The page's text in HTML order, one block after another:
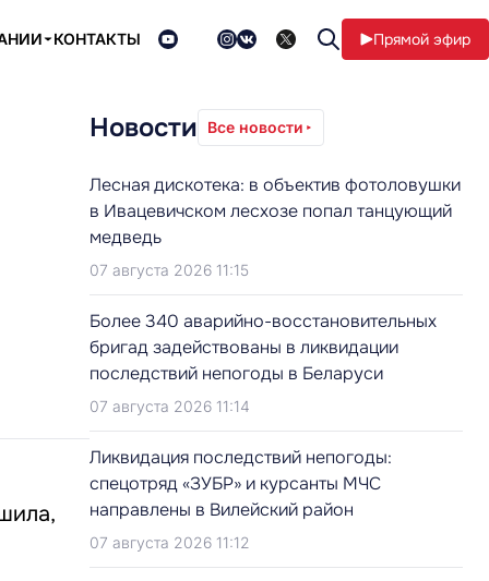
КОНТАКТЫ Прямой эфир
Новости Все новости
Лесная дискотека: в объектив фотоловушки
в Ивацевичском лесхозе попал танцующий
медведь
07 августа 2026 11:15
Более 340 аварийно-восстановительных
бригад задействованы в ликвидации
последствий непогоды в Беларуси
07 августа 2026 11:14
Ликвидация последствий непогоды:
спецотряд «ЗУБР» и курсанты МЧС
направлены в Вилейский район
07 августа 2026 11:12